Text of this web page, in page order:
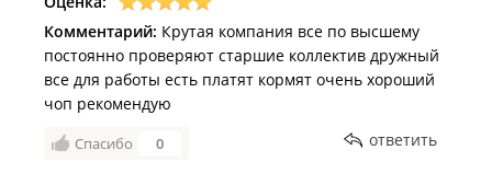
Комментарий: Крутая компания все по высшему
постоянно проверяют старшие коллектив дружный
все для работы есть платят кормят очень хороший
чоп рекомендую
Спасибо 0 ответить